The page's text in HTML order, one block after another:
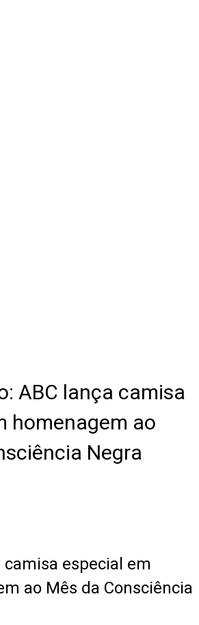
ABC lança camisa
homenagem ao
Negra
camisa especial em
ao Mês da Consciência